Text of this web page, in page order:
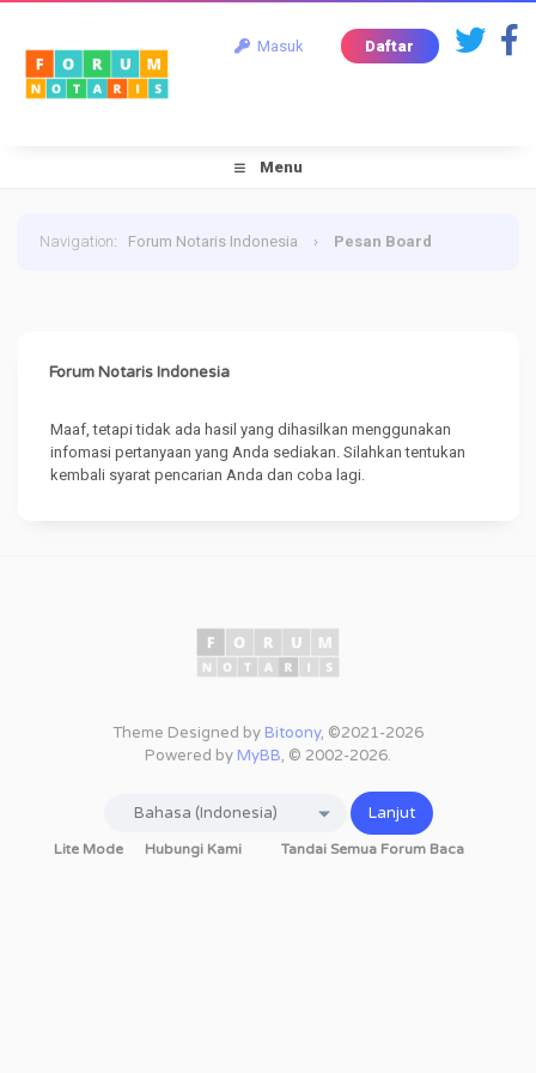
Masuk Daftar
Menu
Navigation: Forum Notaris Indonesia › Pesan Board
Forum Notaris Indonesia
Maaf, tetapi tidak ada hasil yang dihasilkan menggunakan
infomasi pertanyaan yang Anda sediakan. Silahkan tentukan
kembali syarat pencarian Anda dan coba lagi.
Theme Designed by Bitoony, ©2021-2026
Powered by MyBB, © 2002-2026.
Lite Mode Hubungi Kami Tandai Semua Forum Baca